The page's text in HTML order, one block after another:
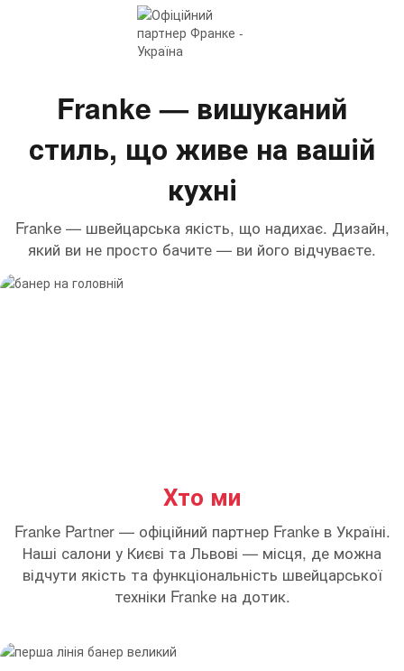
Franke — вишуканий
стиль, що живе на вашій
кухні
Franke — швейцарська якість, що надихає. Дизайн,
який ви не просто бачите — ви його відчуваєте.
Хто ми
Franke Partner — офіційний партнер Franke в Україні.
Наші салони у Києві та Львові — місця, де можна
відчути якість та функціональність швейцарської
техніки Franke на дотик.